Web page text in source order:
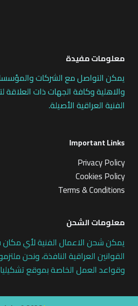
معلومات مفيدة
يمكن التواصل مع الشركات
والاهلية وكافة الجهات ذات العلاقة
الفنية العراقية الأصيلة.
Important Links
Privacy Policy
Cookies Policy
Terms & Conditions
معلومات الشحن
يمكن شحن الاعمال الفنية لأي
القوانين العراقية النافذة، ونحن
وقواعد العمل الخاصة بموقع